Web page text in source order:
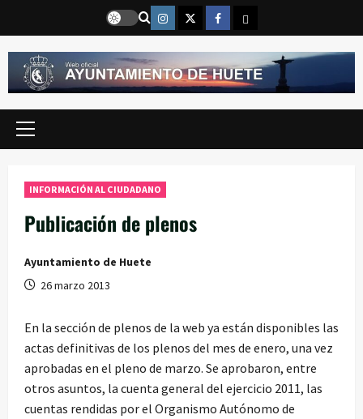
contenido
Instragram
TwitterFacebook
Email
Menú
INFORMACIÓN AL CIUDADANO
Publicación de plenos
Ayuntamiento de Huete
26 marzo 2013
En la sección de plenos de la web ya están disponibles las
actas definitivas de los plenos del mes de enero, una vez
aprobadas en el pleno de marzo. Se aprobaron, entre
otros asuntos, la cuenta general del ejercicio 2011, las
cuentas rendidas por el Organismo Autónomo de